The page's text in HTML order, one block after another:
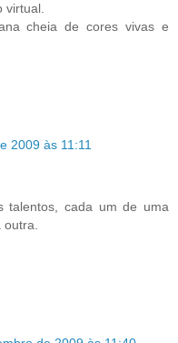
virtual.
cheia de cores vivas e
2009 às 11:11
talentos, cada um de uma
outra.